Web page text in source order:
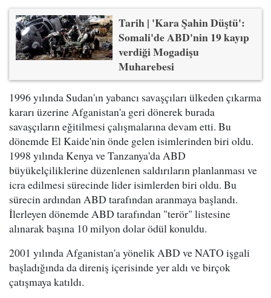
Tarih | 'Kara Şahin Düştü':
Somali'de ABD'nin 19 kayıp
verdiği Mogadişu
Muharebesi
1996 yılında Sudan'ın yabancı savaşçıları ülkeden çıkarma
kararı üzerine Afganistan'a geri dönerek burada
savaşçıların eğitilmesi çalışmalarına devam etti. Bu
dönemde El Kaide'nin önde gelen isimlerinden biri oldu.
1998 yılında Kenya ve Tanzanya'da ABD
büyükelçiliklerine düzenlenen saldırıların planlanması ve
icra edilmesi sürecinde lider isimlerden biri oldu. Bu
sürecin ardından ABD tarafından aranmaya başlandı.
İlerleyen dönemde ABD tarafından "terör" listesine
alınarak başına 10 milyon dolar ödül konuldu.
2001 yılında Afganistan'a yönelik ABD ve NATO işgali
başladığında da direniş içerisinde yer aldı ve birçok
çatışmaya katıldı.